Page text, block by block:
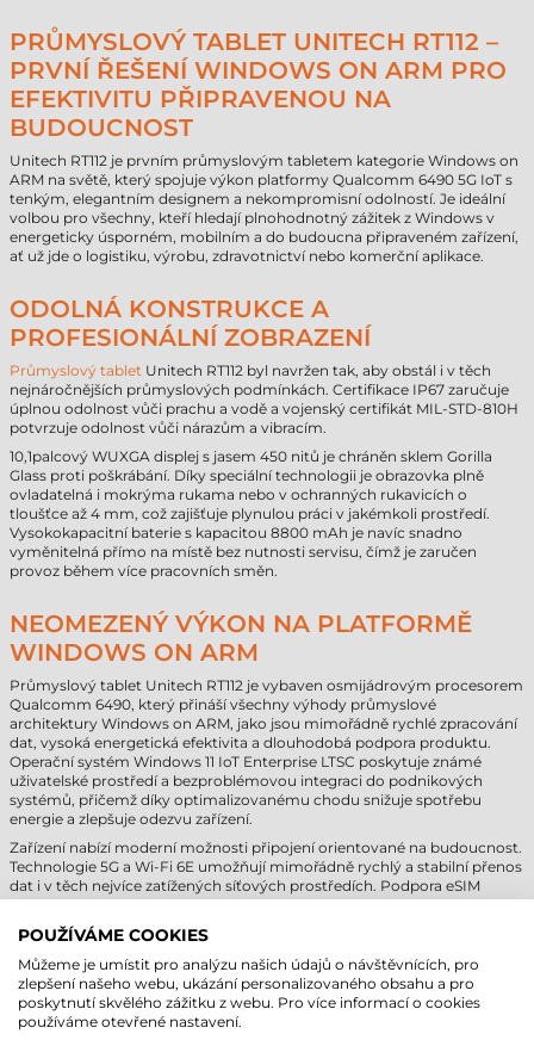
PRŮMYSLOVÝ TABLET UNITECH RT112 –
PRVNÍ ŘEŠENÍ WINDOWS ON ARM PRO
EFEKTIVITU PŘIPRAVENOU NA
BUDOUCNOST
Unitech RT112 je prvním průmyslovým tabletem kategorie Windows on
ARM na světě, který spojuje výkon platformy Qualcomm 6490 5G IoT s
tenkým, elegantním designem a nekompromisní odolností. Je ideální
volbou pro všechny, kteří hledají plnohodnotný zážitek z Windows v
energeticky úsporném, mobilním a do budoucna připraveném zařízení,
ať už jde o logistiku, výrobu, zdravotnictví nebo komerční aplikace.
ODOLNÁ KONSTRUKCE A
PROFESIONÁLNÍ ZOBRAZENÍ
Průmyslový tablet Unitech RT112 byl navržen tak, aby obstál i v těch
nejnáročnějších průmyslových podmínkách. Certifikace IP67 zaručuje
úplnou odolnost vůči prachu a vodě a vojenský certifikát MIL-STD-810H
potvrzuje odolnost vůči nárazům a vibracím.
10,1palcový WUXGA displej s jasem 450 nitů je chráněn sklem Gorilla
Glass proti poškrábání. Díky speciální technologii je obrazovka plně
ovladatelná i mokrýma rukama nebo v ochranných rukavicích o
tloušťce až 4 mm, což zajišťuje plynulou práci v jakémkoli prostředí.
Vysokokapacitní baterie s kapacitou 8800 mAh je navíc snadno
vyměnitelná přímo na místě bez nutnosti servisu, čímž je zaručen
provoz během více pracovních směn.
NEOMEZENÝ VÝKON NA PLATFORMĚ
WINDOWS ON ARM
Průmyslový tablet Unitech RT112 je vybaven osmijádrovým procesorem
Qualcomm 6490, který přináší všechny výhody průmyslové
architektury Windows on ARM, jako jsou mimořádně rychlé zpracování
dat, vysoká energetická efektivita a dlouhodobá podpora produktu.
Operační systém Windows 11 IoT Enterprise LTSC poskytuje známé
uživatelské prostředí a bezproblémovou integraci do podnikových
systémů, přičemž díky optimalizovanému chodu snižuje spotřebu
energie a zlepšuje odezvu zařízení.
Zařízení nabízí moderní možnosti připojení orientované na budoucnost.
Technologie 5G a Wi-Fi 6E umožňují mimořádně rychlý a stabilní přenos
dat i v těch nejvíce zatížených síťových prostředích. Podpora eSIM
zjednodušuje a zabezpečuje přepínání mezi sítěmi i bez použití fyzických
SIM karet, což výrazně zvyšuje flexibilitu při mezinárodní logistice nebo
terénních úlohách.
PLYNULÝ SBĚR DAT A MODERNÍ
KOMUNIKACE
POUŽÍVÁME COOKIES
Můžeme je umístit pro analýzu našich údajů o návštěvnících, pro
zlepšení našeho webu, ukázání personalizovaného obsahu a pro
poskytnutí skvělého zážitku z webu. Pro více informací o cookies
používáme otevřené nastavení.